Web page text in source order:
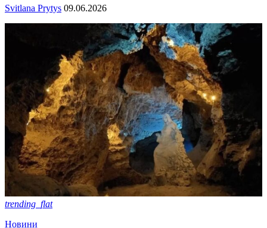
Svitlana Prytys 09.06.2026
trending_flat
Новини